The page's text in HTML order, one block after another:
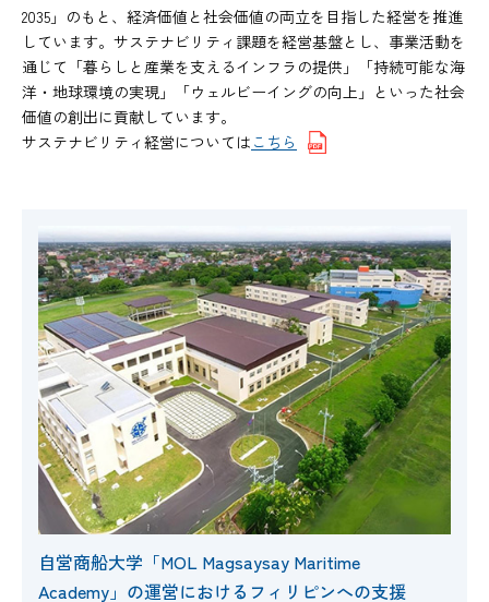
2035」のもと、経済価値と社会価値の両立を目指した経営を推進
しています。サステナビリティ課題を経営基盤とし、事業活動を
通じて「暮らしと産業を支えるインフラの提供」「持続可能な海
洋・地球環境の実現」「ウェルビーイングの向上」といった社会
価値の創出に貢献しています。
サステナビリティ経営については こちら
自営商船大学「MOL Magsaysay Maritime
Academy」の運営におけるフィリピンへの支援